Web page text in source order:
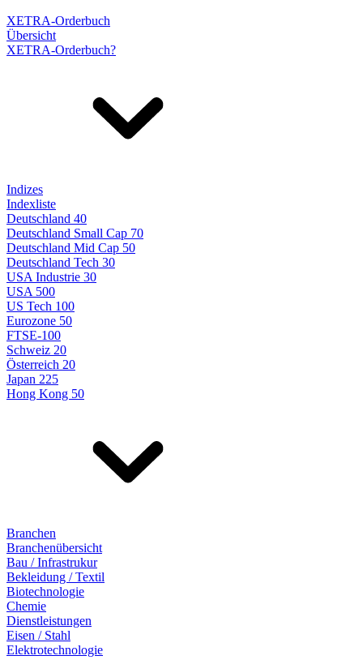
XETRA-Orderbuch
Übersicht
XETRA-Orderbuch?
Indizes
Indexliste
Deutschland 40
Deutschland Small Cap 70
Deutschland Mid Cap 50
Deutschland Tech 30
USA Industrie 30
USA 500
US Tech 100
Eurozone 50
FTSE-100
Schweiz 20
Österreich 20
Japan 225
Hong Kong 50
Branchen
Branchenübersicht
Bau / Infrastrukur
Bekleidung / Textil
Biotechnologie
Chemie
Dienstleistungen
Eisen / Stahl
Elektrotechnologie